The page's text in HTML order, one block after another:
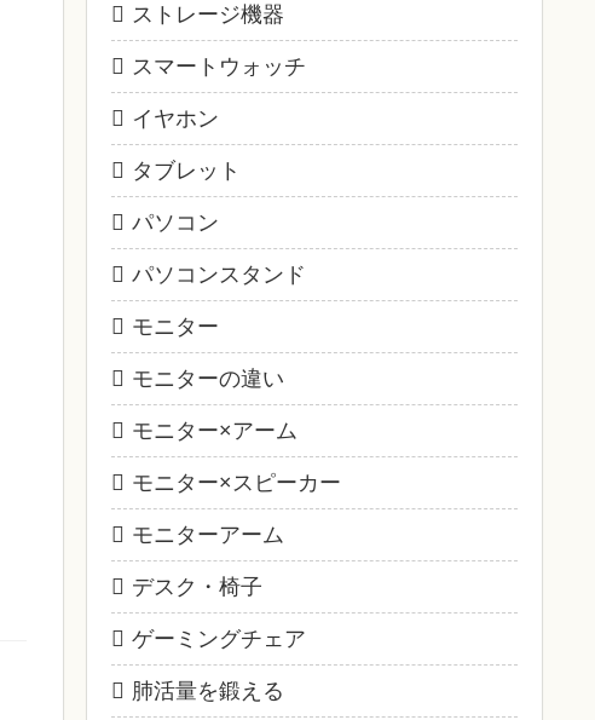
ストレージ機器
スマートウォッチ
イヤホン
タブレット
パソコン
パソコンスタンド
モニター
モニターの違い
モニター×アーム
モニター×スピーカー
モニターアーム
デスク・椅子
ゲーミングチェア
肺活量を鍛える